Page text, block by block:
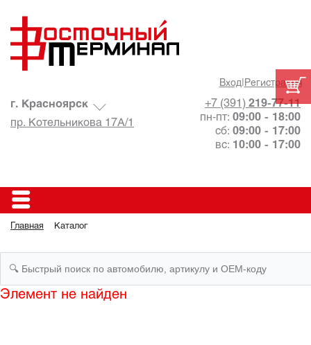
Вход| Регистрация
+7 (391) 219-77-11
пн-пт: 09:00 - 18:00
сб: 09:00 - 17:00
вс: 10:00 - 17:00
г. Красноярск
пр. Котельникова 17А/1
Главная Каталог
Элемент не найден